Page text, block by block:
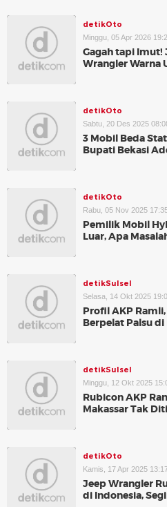
detikOto
Minggu, 05 Apr 2026
Gagah tapi Imut!
Wrangler Warna
detikOto
Sabtu, 20 Des 2025
3 Mobil Beda
Bupati Bekasi
detikOto
Rabu, 05 Nov 2025
Pemilik Mobil
Luar, Apa
detikSulsel
Selasa, 14 Okt 2025
Profil AKP
Berpelat Palsu di
detikSulsel
Minggu, 12 Okt 2025
Rubicon AKP
Makassar Tak
detikOto
Kamis, 17 Apr 2025
Jeep Wrangler
di Indonesia,